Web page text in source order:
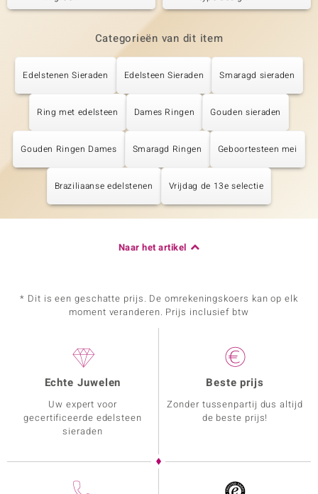
Categorieën van dit item
Edelstenen Sieraden Edelsteen Sieraden Smaragd sieraden
Ring met edelsteen Dames Ringen Gouden sieraden
Gouden Ringen Dames Smaragd Ringen Geboortesteen mei
Braziliaanse edelstenen Vrijdag de 13e selectie
Naar het artikel
* Dit is een geschatte prijs. De omrekeningskoers kan op elk
moment veranderen. Prijs inclusief btw
Echte Juwelen
Uw expert voor
gecertificeerde edelsteen
sieraden
Beste prijs
Zonder tussenpartij dus altijd
de beste prijs!